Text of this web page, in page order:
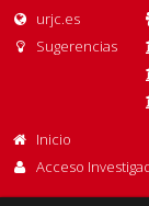
urjc.es
Sugerencias
Inicio
Acceso